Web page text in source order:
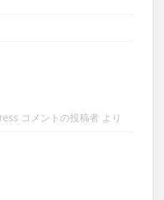
コメントの投稿者 より